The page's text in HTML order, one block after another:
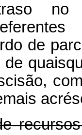
no
de